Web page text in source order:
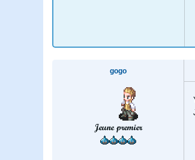
gogo
Jeune premier